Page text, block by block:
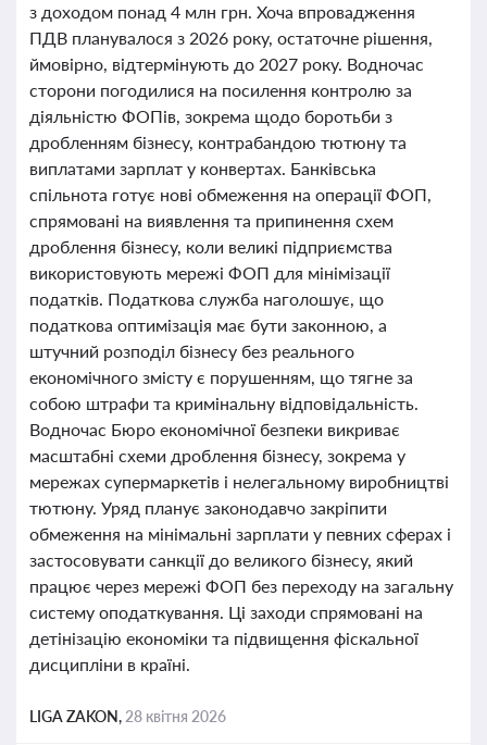
з доходом понад 4 млн грн. Хоча впровадження
ПДВ планувалося з 2026 року, остаточне рішення,
ймовірно, відтермінують до 2027 року. Водночас
сторони погодилися на посилення контролю за
діяльністю ФОПів, зокрема щодо боротьби з
дробленням бізнесу, контрабандою тютюну та
виплатами зарплат у конвертах. Банківська
спільнота готує нові обмеження на операції ФОП,
спрямовані на виявлення та припинення схем
дроблення бізнесу, коли великі підприємства
використовують мережі ФОП для мінімізації
податків. Податкова служба наголошує, що
податкова оптимізація має бути законною, а
штучний розподіл бізнесу без реального
економічного змісту є порушенням, що тягне за
собою штрафи та кримінальну відповідальність.
Водночас Бюро економічної безпеки викриває
масштабні схеми дроблення бізнесу, зокрема у
мережах супермаркетів і нелегальному виробництві
тютюну. Уряд планує законодавчо закріпити
обмеження на мінімальні зарплати у певних сферах і
застосовувати санкції до великого бізнесу, який
працює через мережі ФОП без переходу на загальну
систему оподаткування. Ці заходи спрямовані на
детінізацію економіки та підвищення фіскальної
дисципліни в країні.
LIGA ZAKON, 28 квітня 2026